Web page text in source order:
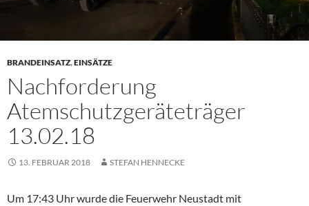
BRANDEINSATZ,EINSÄTZE
Nachforderung
Atemschutzgeräteträger
13.02.18
13. FEBRUAR 2018 STEFAN HENNECKE
Um 17:43 Uhr wurde die Feuerwehr Neustadt mit